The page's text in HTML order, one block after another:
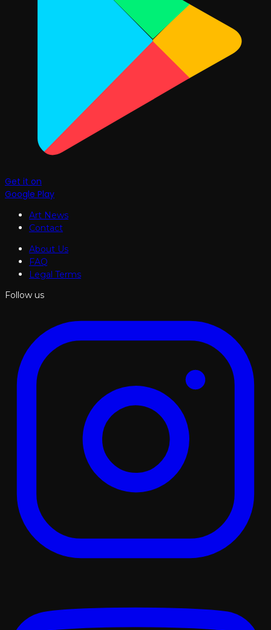
Get it on
Google Play
Art News
Contact
About Us
FAQ
Legal Terms
Follow us